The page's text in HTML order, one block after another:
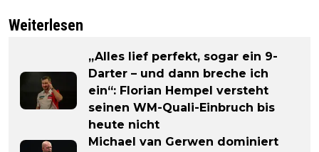
Weiterlesen
„Alles lief perfekt, sogar ein 9-
Darter – und dann breche ich
ein“: Florian Hempel versteht
seinen WM-Quali-Einbruch bis
heute nicht
Michael van Gerwen dominiert